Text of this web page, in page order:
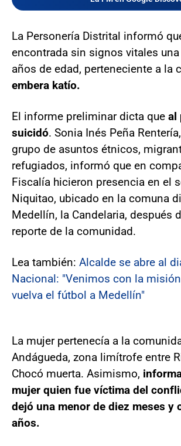
La Personería Distrital informó
encontrada sin signos vitales
años de edad, perteneciente a la
embera katío.
El informe preliminar dicta que al
suicidó. Sonia Inés Peña
grupo de asuntos étnicos,
refugiados, informó que en
Fiscalía hicieron presencia en el
Niquitao, ubicado en la comuna
Medellín, la Candelaria, después
reporte de la comunidad.
Lea también: Alcalde se abre al
Nacional: "Venimos con la
vuelva el fútbol a Medellín"
La mujer pertenecía a la
Andágueda, zona limítrofe entre
Chocó muerta. Asimismo,
mujer quien fue víctima del
dejó una menor de diez meses y
años.